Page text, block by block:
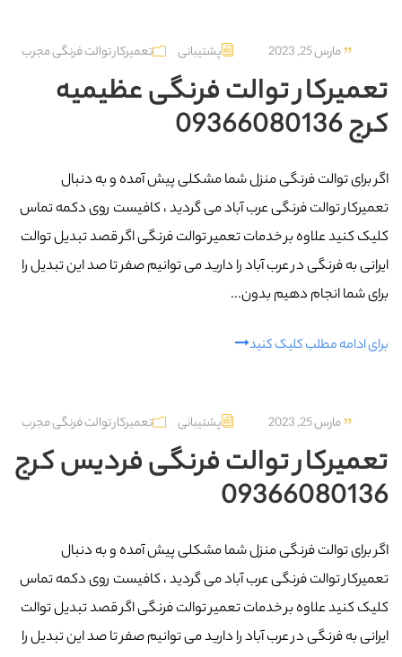
مارس 25, 2023 پشتیبانی تعمیرکار توالت فرنگی مجرب
تعمیرکار توالت فرنگی عظیمیه
کرج 09366080136
اگر برای توالت فرنگی منزل شما مشکلی پیش آمده و به دنبال
تعمیرکار توالت فرنگی عرب‌ آباد می گردید ، کافیست روی دکمه تماس
کلیک کنید علاوه بر خدمات تعمیر توالت فرنگی اگر قصد تبدیل توالت
ایرانی به فرنگی در عرب‌ آباد را دارید می توانیم صفر تا صد این تبدیل را
برای شما انجام دهیم بدون...
برای ادامه مطلب کلیک کنید
مارس 25, 2023 پشتیبانی تعمیرکار توالت فرنگی مجرب
تعمیرکار توالت فرنگی فردیس کرج
09366080136
اگر برای توالت فرنگی منزل شما مشکلی پیش آمده و به دنبال
تعمیرکار توالت فرنگی عرب‌ آباد می گردید ، کافیست روی دکمه تماس
کلیک کنید علاوه بر خدمات تعمیر توالت فرنگی اگر قصد تبدیل توالت
ایرانی به فرنگی در عرب‌ آباد را دارید می توانیم صفر تا صد این تبدیل را